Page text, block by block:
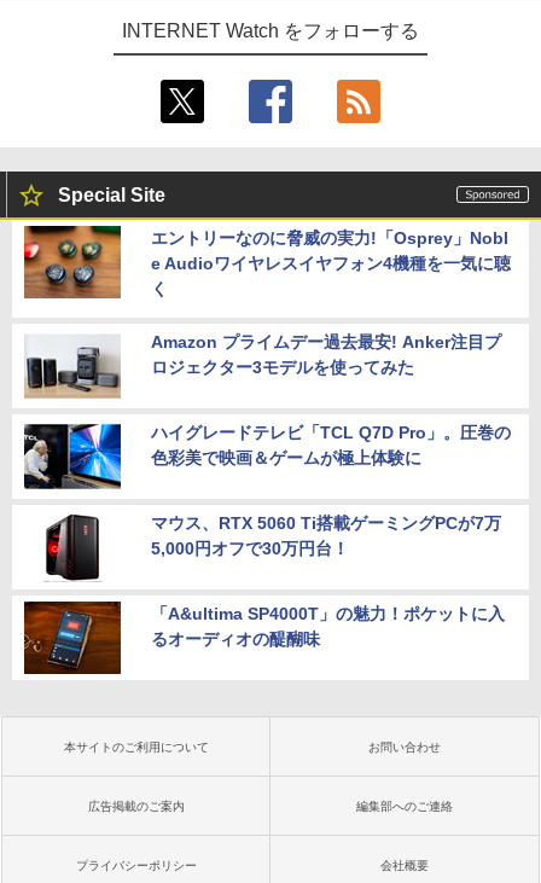
INTERNET Watch をフォローする
Special Site
エントリーなのに脅威の実力!「Osprey」Nobl
e Audioワイヤレスイヤフォン4機種を一気に聴
く
Amazon プライムデー過去最安! Anker注目プ
ロジェクター3モデルを使ってみた
ハイグレードテレビ「TCL Q7D Pro」。圧巻の
色彩美で映画＆ゲームが極上体験に
マウス、RTX 5060 Ti搭載ゲーミングPCが7万
5,000円オフで30万円台！
「A&ultima SP4000T」の魅力！ポケットに入
るオーディオの醍醐味
本サイトのご利用について お問い合わせ
広告掲載のご案内 編集部へのご連絡
プライバシーポリシー 会社概要